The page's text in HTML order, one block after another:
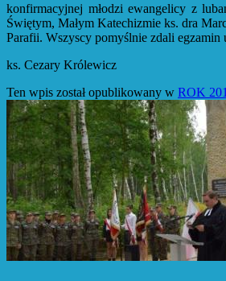
konfirmacyjnej młodzi ewangelicy z
Świętym, Małym Katechizmie ks. dra
Parafii. Wszyscy pomyślnie zdali
ks. Cezary Królewicz
Ten wpis został opublikowany w ROK